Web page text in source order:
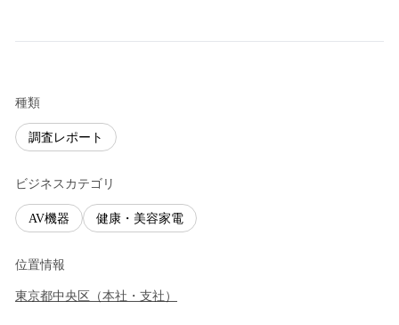
種類
調査レポート
ビジネスカテゴリ
AV機器 健康・美容家電
位置情報
東京都中央区 （本社・支社 ）